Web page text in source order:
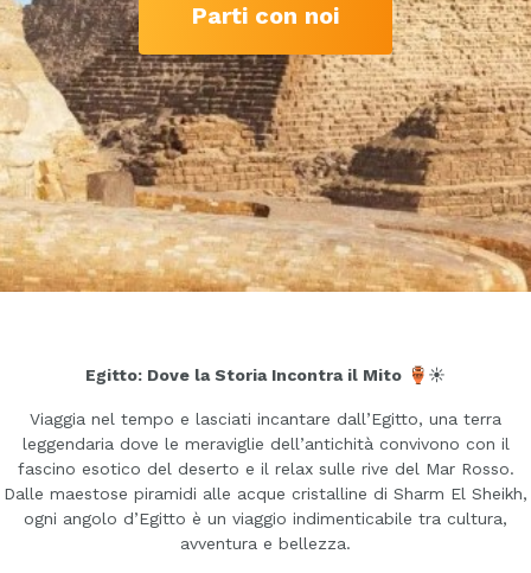
Parti con noi
Egitto: Dove la Storia Incontra il Mito 🏺☀️
Viaggia nel tempo e lasciati incantare dall’Egitto, una terra
leggendaria dove le meraviglie dell’antichità convivono con il
fascino esotico del deserto e il relax sulle rive del Mar Rosso.
Dalle maestose piramidi alle acque cristalline di Sharm El Sheikh,
ogni angolo d’Egitto è un viaggio indimenticabile tra cultura,
avventura e bellezza.